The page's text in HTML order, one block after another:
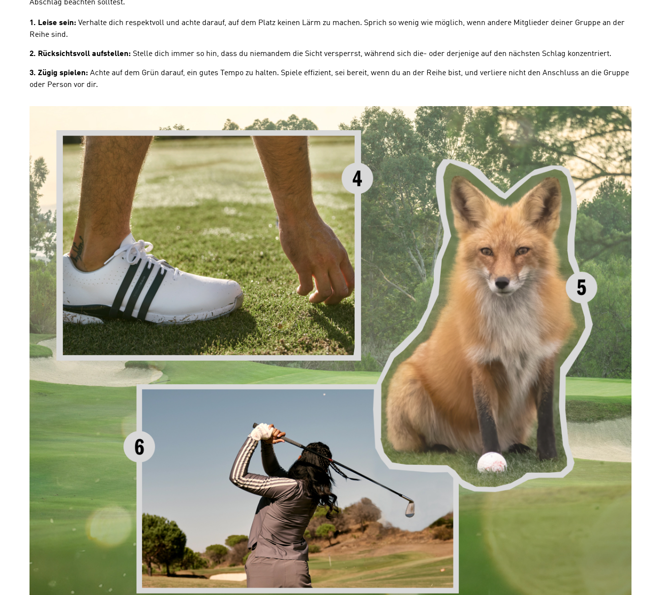
Abschlag beachten solltest.
1. Leise sein: Verhalte dich respektvoll und achte darauf, auf dem Platz keinen Lärm zu machen. Sprich so wenig wie möglich, wenn andere Mitglieder deiner Gruppe an der
Reihe sind.
2. Rücksichtsvoll aufstellen: Stelle dich immer so hin, dass du niemandem die Sicht versperrst, während sich die- oder derjenige auf den nächsten Schlag konzentriert.
3. Zügig spielen: Achte auf dem Grün darauf, ein gutes Tempo zu halten. Spiele effizient, sei bereit, wenn du an der Reihe bist, und verliere nicht den Anschluss an die Gruppe
oder Person vor dir.